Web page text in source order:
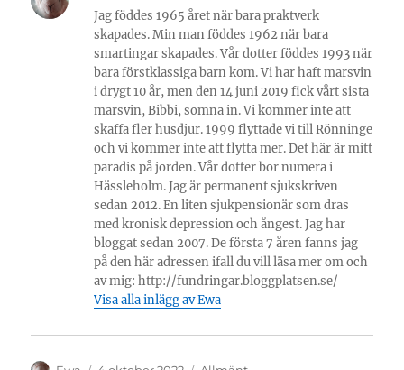
Jag föddes 1965 året när bara praktverk
skapades. Min man föddes 1962 när bara
smartingar skapades. Vår dotter föddes 1993 när
bara förstklassiga barn kom. Vi har haft marsvin
i drygt 10 år, men den 14 juni 2019 fick vårt sista
marsvin, Bibbi, somna in. Vi kommer inte att
skaffa fler husdjur. 1999 flyttade vi till Rönninge
och vi kommer inte att flytta mer. Det här är mitt
paradis på jorden. Vår dotter bor numera i
Hässleholm. Jag är permanent sjukskriven
sedan 2012. En liten sjukpensionär som dras
med kronisk depression och ångest. Jag har
bloggat sedan 2007. De första 7 åren fanns jag
på den här adressen ifall du vill läsa mer om och
av mig: http://fundringar.bloggplatsen.se/
Visa alla inlägg av Ewa